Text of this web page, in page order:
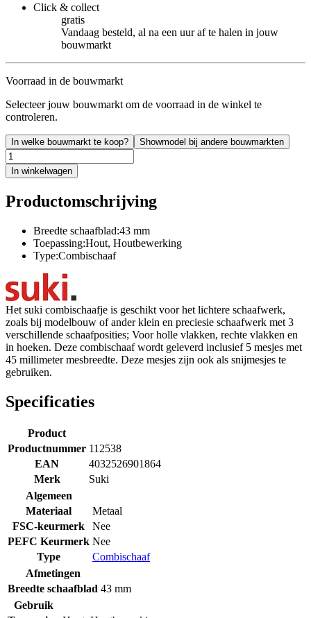
Click & collect
gratis
Vandaag besteld, al na een uur af te halen in jouw
bouwmarkt
Voorraad in de bouwmarkt
Selecteer jouw bouwmarkt om de voorraad in de winkel te
controleren.
In welke bouwmarkt te koop? Showmodel bij andere bouwmarkten
In winkelwagen
Productomschrijving
Breedte schaafblad:43 mm
Toepassing:Hout, Houtbewerking
Type:Combischaaf
Het suki combischaafje is geschikt voor het lichtere schaafwerk,
zoals bij modelbouw of ander klein en preciesie schaafwerk met 3
verschillende schaafposities; Voor holle vlakken, rechte vlakken en
in hoeken. Deze combischaaf wordt geleverd inclusief 5 mesjes met
45 millimeter mesbreedte. Deze mesjes zijn ook als snijmesjes te
gebruiken.
Specificaties
Product
Productnummer 112538
EAN
4032526901864
Merk
Suki
Algemeen
Materiaal
Metaal
FSC-keurmerk
Nee
PEFC Keurmerk Nee
Type
Combischaaf
Afmetingen
Breedte schaafblad 43 mm
Gebruik